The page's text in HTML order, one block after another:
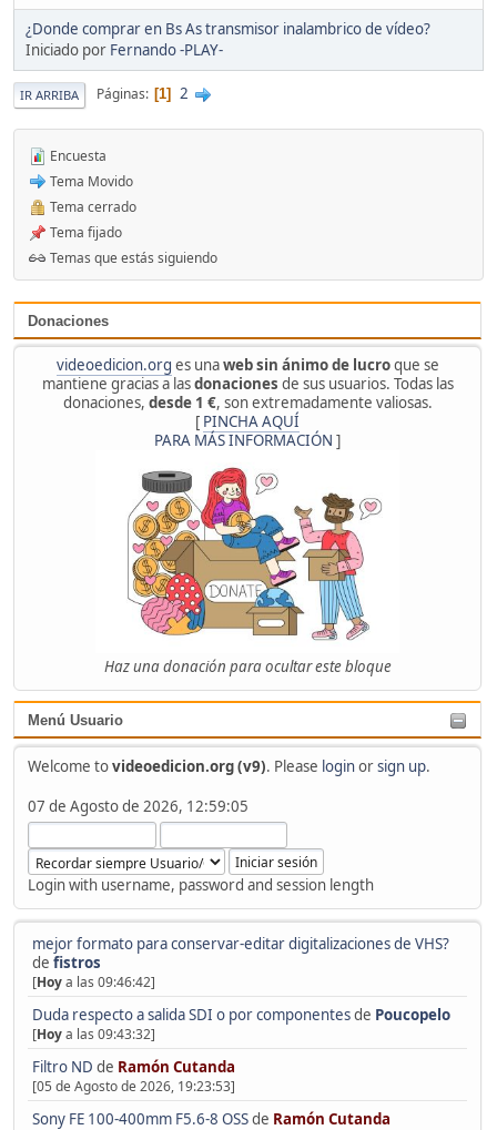
Donaciones
videoedicion.org es unaweb sin ánimo de lucroque se
mantiene gracias a lasdonaciones de sus usuarios. Todas las
donaciones, desde 1 €, son extremadamente valiosas.
[ PINCHA AQUÍ
PARA MÁS INFORMACIÓN ]
Haz una donación para ocultar este bloque
Menú Usuario
Welcome tovideoedicion.org (v9). Please loginorsign up.
07 de Agosto de 2026, 12:59:05
Login with username, password and session length
mejor formato para conservar-editar digitalizaciones de VHS?
de fistros
[Hoya las 09:46:42]
Duda respecto a salida SDI o por componentesde Poucopelo
[Hoya las 09:43:32]
Filtro ND de Ramón Cutanda
[05 de Agosto de 2026, 19:23:53]
Sony FE 100-400mm F5.6-8 OSSde Ramón Cutanda
¿Donde comprar en Bs As transmisor inalambrico de vídeo?
Iniciado por Fernando -PLAY-
IR ARRIBA Páginas 1 2
Encuesta
Tema Movido
Tema cerrado
Tema fijado
Temas que estás siguiendo